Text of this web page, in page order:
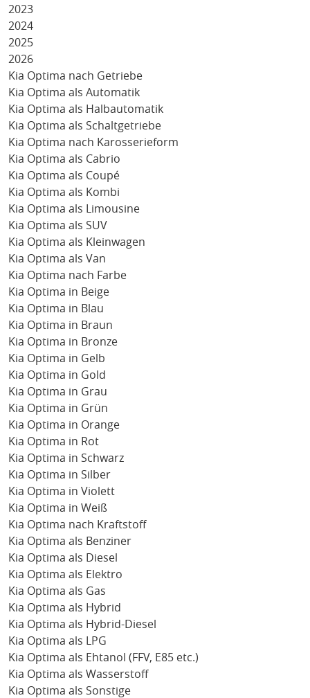
2023
2024
2025
2026
Kia Optima nach Getriebe
Kia Optima als Automatik
Kia Optima als Halbautomatik
Kia Optima als Schaltgetriebe
Kia Optima nach Karosserieform
Kia Optima als Cabrio
Kia Optima als Coupé
Kia Optima als Kombi
Kia Optima als Limousine
Kia Optima als SUV
Kia Optima als Kleinwagen
Kia Optima als Van
Kia Optima nach Farbe
Kia Optima in Beige
Kia Optima in Blau
Kia Optima in Braun
Kia Optima in Bronze
Kia Optima in Gelb
Kia Optima in Gold
Kia Optima in Grau
Kia Optima in Grün
Kia Optima in Orange
Kia Optima in Rot
Kia Optima in Schwarz
Kia Optima in Silber
Kia Optima in Violett
Kia Optima in Weiß
Kia Optima nach Kraftstoff
Kia Optima als Benziner
Kia Optima als Diesel
Kia Optima als Elektro
Kia Optima als Gas
Kia Optima als Hybrid
Kia Optima als Hybrid-Diesel
Kia Optima als LPG
Kia Optima als Ehtanol (FFV, E85 etc.)
Kia Optima als Wasserstoff
Kia Optima als Sonstige